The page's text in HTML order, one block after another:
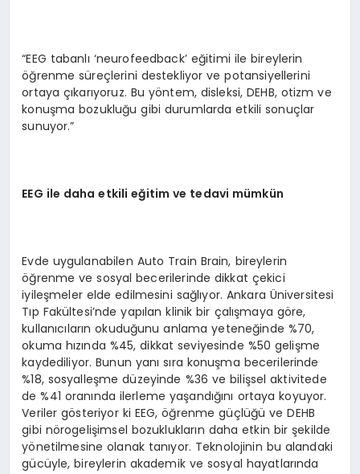
“EEG tabanlı ‘neurofeedback’ eğitimi ile bireylerin
öğrenme süreçlerini destekliyor ve potansiyellerini
ortaya çıkarıyoruz. Bu yöntem, disleksi, DEHB, otizm ve
konuşma bozukluğu gibi durumlarda etkili sonuçlar
sunuyor.”
EEG ile daha etkili eğitim ve tedavi mümkün
Evde uygulanabilen Auto Train Brain, bireylerin
öğrenme ve sosyal becerilerinde dikkat çekici
iyileşmeler elde edilmesini sağlıyor. Ankara Üniversitesi
Tıp Fakültesi’nde yapılan klinik bir çalışmaya göre,
kullanıcıların okuduğunu anlama yeteneğinde %70,
okuma hızında %45, dikkat seviyesinde %50 gelişme
kaydediliyor. Bunun yanı sıra konuşma becerilerinde
%18, sosyalleşme düzeyinde %36 ve bilişsel aktivitede
de %41 oranında ilerleme yaşandığını ortaya koyuyor.
Veriler gösteriyor ki EEG, öğrenme güçlüğü ve DEHB
gibi nörogelişimsel bozuklukların daha etkin bir şekilde
yönetilmesine olanak tanıyor. Teknolojinin bu alandaki
gücüyle, bireylerin akademik ve sosyal hayatlarında